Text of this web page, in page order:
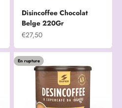
Disincoffee Chocolat
Belge 220Gr
Prix de vente
€27,50
En rupture